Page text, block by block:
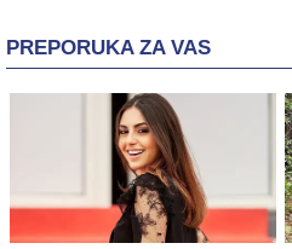
PREPORUKA ZA VAS